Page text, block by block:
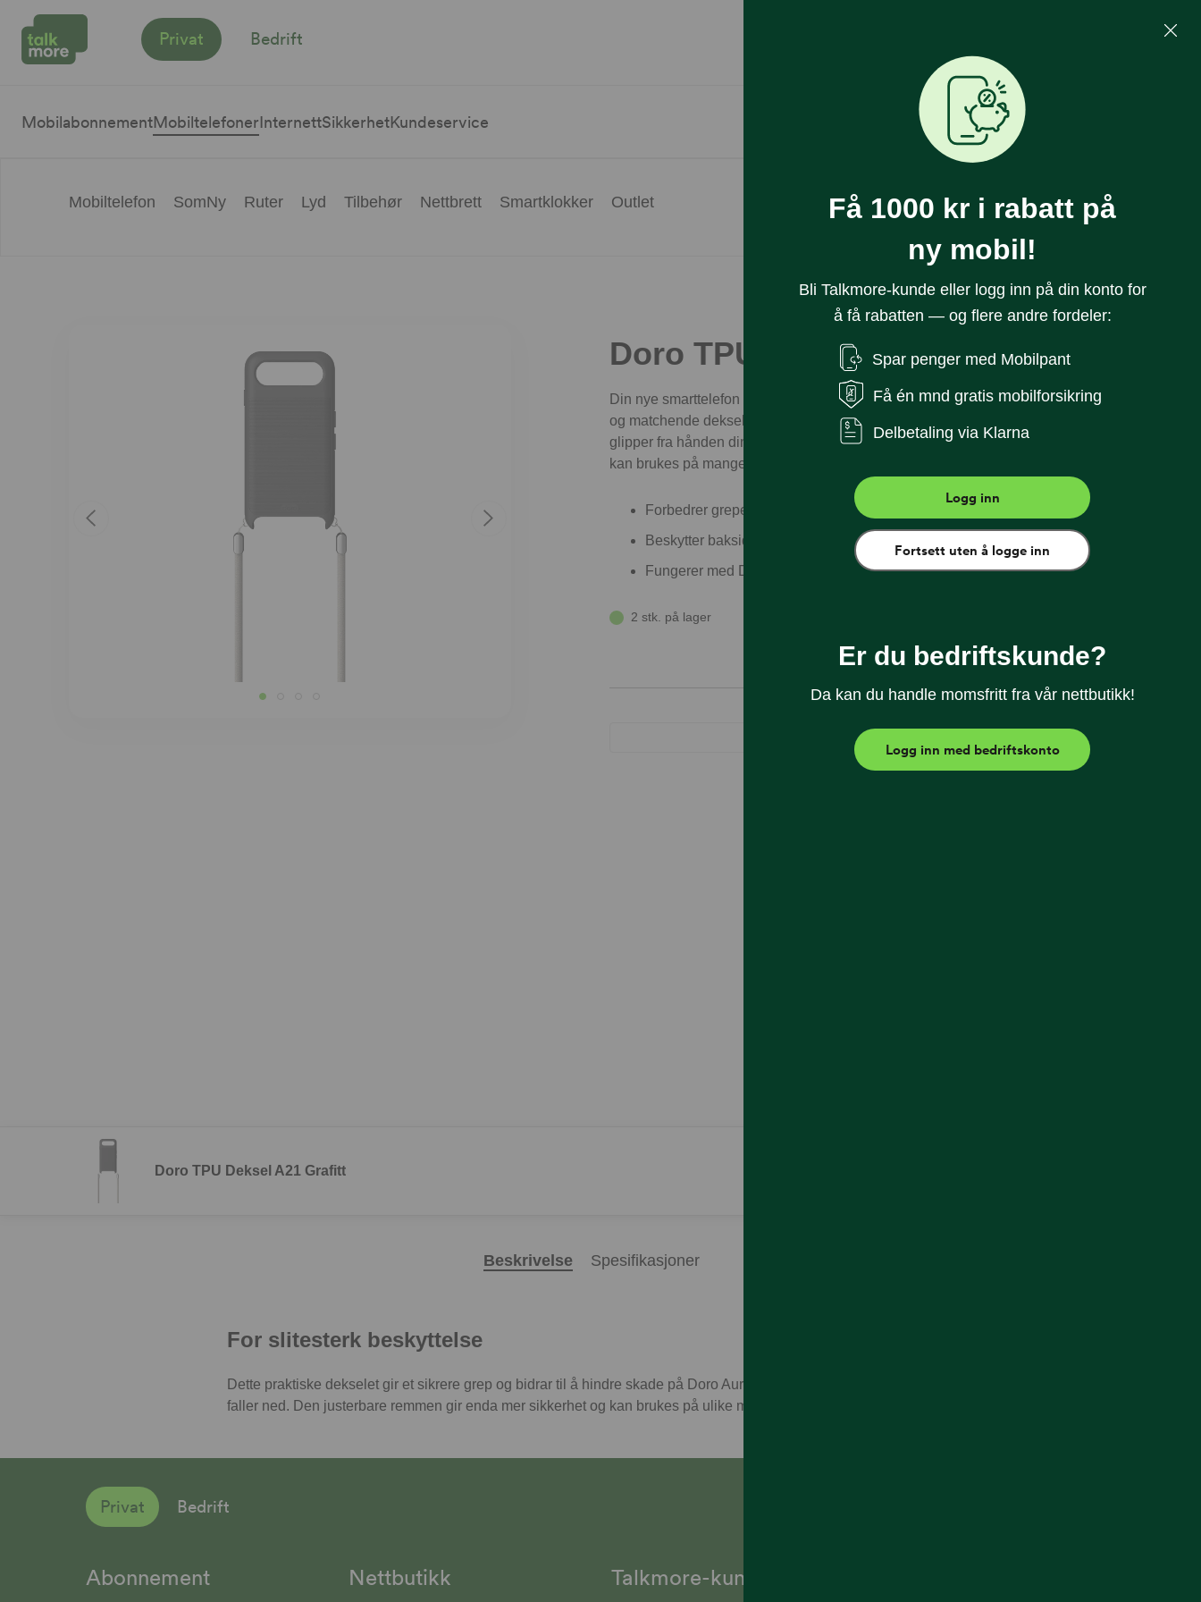
Privat Bedrift
MobilabonnementMobiltelefonerInternettSikkerhetKundeservice
Mobiltelefon SomNy Ruter Lyd Tilbehør Nettbrett Smartklokker Outlet
Doro TPU Deksel A21 Grafitt
Din nye smarttelefon fra Doro tåler noen støt uten å gå i stykker. Dette tilpassede
og matchende dekselet gir deg et bedre grep og reduserer risikoen for at telefonen
glipper fra hånden din. Den stilige, justerbare remmen gir enda mer trygghet og
kan brukes på mange forskjellige måter. Passer til A21.
Forbedrer grepet
Beskytter baksiden og kantene på telefonen
Fungerer med Doro trådløst ladestativ
2 stk. på lager
Doro TPU Deksel A21 Grafitt
Beskrivelse Spesifikasjoner
For slitesterk beskyttelse
Dette praktiske dekselet gir et sikrere grep og bidrar til å hindre skade på Doro Aurora-telefonen hvis den ved et uhell
faller ned. Den justerbare remmen gir enda mer sikkerhet og kan brukes på ulike måter. Passer til A21.
Privat Bedrift
Abonnement Nettbutikk Talkmore-kunder
Få 1000 kr i rabatt på
ny mobil!
Bli Talkmore-kunde eller logg inn på din konto for
å få rabatten — og flere andre fordeler:
Spar penger med Mobilpant
Få én mnd gratis mobilforsikring
Delbetaling via Klarna
Logg inn
Fortsett uten å logge inn
Er du bedriftskunde?
Da kan du handle momsfritt fra vår nettbutikk!
Logg inn med bedriftskonto